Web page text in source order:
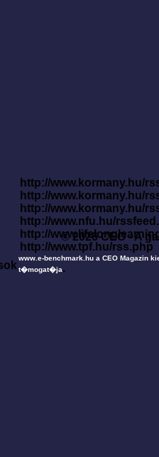
http://www.kormany.hu/
http://www.kormany.hu/
http://www.kormany.hu/
http://www.nfu.hu/
http://
http://www.tpf.hu/rss.php
© 2026 CEO - A
www.e-benchmark.hu a CEO Magazin
t�mogat�ja.